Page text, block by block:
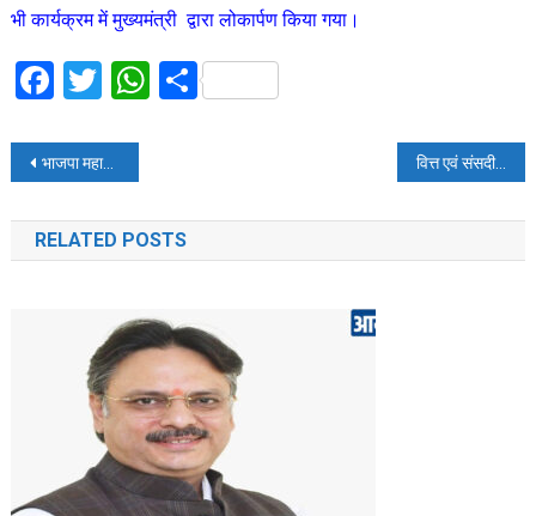
भी कार्यक्रम में मुख्यमंत्री द्वारा लोकार्पण किया गया।
Facebook
Twitter
WhatsApp
Share
Post
navigation
भाजपा महानगर ने बूथ पर वोटर चेतन विशेष महाअभियान चलाया वित्त एवं संसदीय कार्य मंत्री की अध्यक्षता में संविधान दिवस के अवसर पर संविधान की उद्देशिका का पाठन किया गया
RELATED POSTS